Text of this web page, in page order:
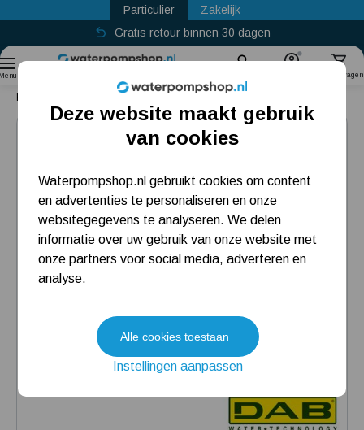
Particulier
Zakelijk
Gratis retour binnen 30 dagen
Winkelwagen
Hydrofoorpomp
Dompelpomp
Pompput
Meest gelezen blogs
Tuin besproeien? Lees hier welke tuinpomp u nodig heeft
Installatie van een beregenings- / hydrofoorpomp
Kelder / kruipruimte ondergelopen, wat nu?
Deze website maakt gebruik
van cookies
Waterpompshop.nl gebruikt cookies om content
en advertenties te personaliseren en onze
websitegegevens te analyseren. We delen
informatie over uw gebruik van onze website met
onze partners voor social media, adverteren en
analyse.
Alle cookies toestaan
Instellingen aanpassen